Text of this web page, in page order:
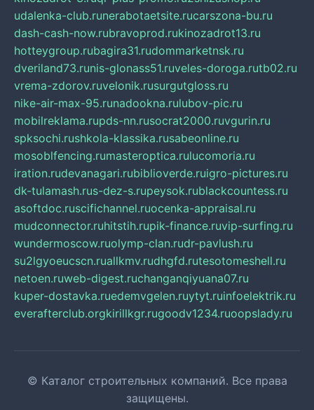
udalenka-club.runerabotaetsite.rucarszona-bu.ru
dash-cash-now.rubravoprod.rukinozadrot13.ru
hotteygroup.rubagira31.rudommarketnsk.ru
dveriland73.runis-glonass51.ruveles-doroga.rutb02.ru
vrema-zdorov.ruvelonik.rusurgutgloss.ru
nike-air-max-95.runadookna.rulubov-pic.ru
mobilreklama.rupds-nn.rusocrat2000.ruvgurin.ru
spksochi.rushkola-klassika.rusabeonline.ru
mosoblfencing.rumasteroptica.rulucomoria.ru
iration.rudevanagari.rubiblioverde.ruigro-pictures.ru
dk-tulamash.rus-dez-s.rupeysok.rublackcountess.ru
asoftdoc.ruscifichannel.ruocenka-appraisal.ru
mudconnector.ruhitstih.rupik-finance.ruvip-surfing.ru
wundermoscow.ruolymp-clan.rudr-pavlush.ru
su2lgyoeucscn.ruallkmv.rudhgfd.rutesotomeshell.ru
netoen.ruweb-digest.ruchanganqiyuana07.ru
kuper-dostavka.ruedemvgelen.ruytyt.ruinfoelektrik.ru
everafterclub.orgkirillkgr.rugoodv1234.ruoopslady.ru
© Каталог строительных компаний. Все права
защищены.